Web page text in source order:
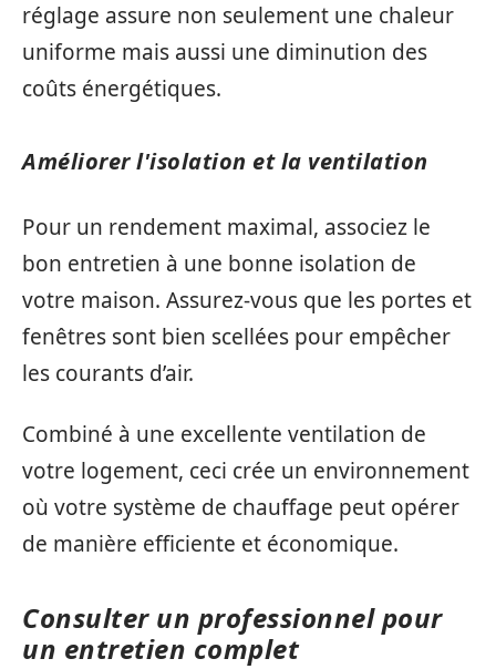
réglage assure non seulement une chaleur
uniforme mais aussi une diminution des
coûts énergétiques.
Améliorer l'isolation et la ventilation
Pour un rendement maximal, associez le
bon entretien à une bonne isolation de
votre maison. Assurez-vous que les portes et
fenêtres sont bien scellées pour empêcher
les courants d’air.
Combiné à une excellente ventilation de
votre logement, ceci crée un environnement
où votre système de chauffage peut opérer
de manière efficiente et économique.
Consulter un professionnel pour
un entretien complet